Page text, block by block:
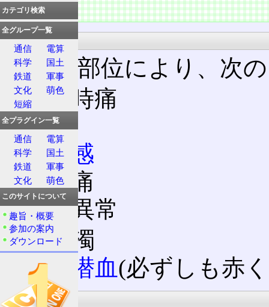
特徴
自覚症状
炎症の部位により、次
排尿時痛
頻尿
残尿感
背部痛
尿の異常
白濁
尿潜血(必ずしも赤
病因
カテゴリ検索
全グループ一覧
通信
電算
科学
国土
鉄道
軍事
文化
萌色
短縮
全プラグイン一覧
通信
電算
科学
国土
鉄道
軍事
文化
萌色
このサイトについて
趣旨・概要
参加の案内
ダウンロード